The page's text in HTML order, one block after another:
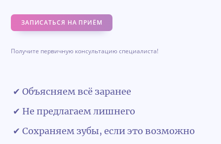
ЗАПИСАТЬСЯ НА ПРИЁМ
Получите первичную консультацию специалиста!
✔ Объясняем всё заранее
✔ Не предлагаем лишнего
✔ Сохраняем зубы, если это возможно